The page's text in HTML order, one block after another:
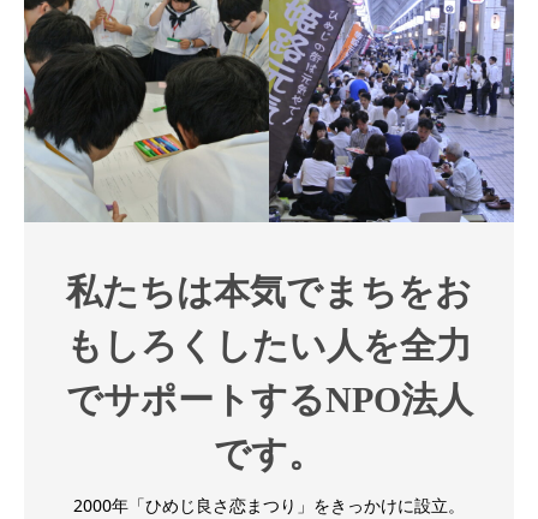
私たちは本気でまちをお
もしろくしたい人を全力
でサポートするNPO法人
です。
2000年「ひめじ良さ恋まつり」をきっかけに設立。